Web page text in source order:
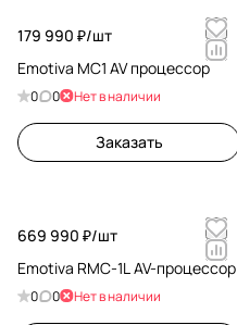
179 990 ₽/шт
Emotiva MC1 AV процессор
0 0 Нет в наличии
Заказать
669 990 ₽/шт
Emotiva RMC-1L AV-процессор
0 0 Нет в наличии